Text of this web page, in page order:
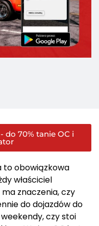
do 70% tanie OC i
to obowiązkowa
właściciel
znaczenia, czy
do dojazdów do
weekendy, czy stoi